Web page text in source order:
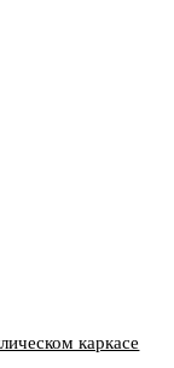
каркасе